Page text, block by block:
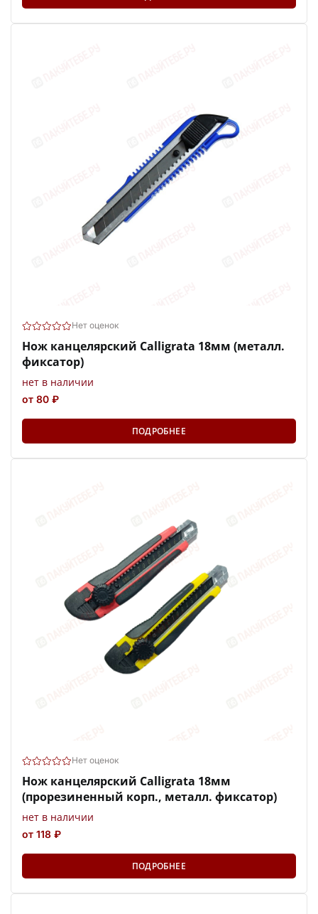
Нет оценок
Нож канцелярский Calligrata 18мм (металл.
фиксатор)
нет в наличии
от 80 ₽
ПОДРОБНЕЕ
Нет оценок
Нож канцелярский Calligrata 18мм
(прорезиненный корп., металл. фиксатор)
нет в наличии
от 118 ₽
ПОДРОБНЕЕ